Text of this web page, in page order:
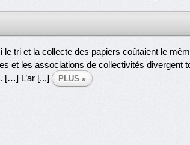
tri et la collecte des papiers coûtaient le
et les associations de collectivités divergent
[…] L’ar [...]
PLUS »